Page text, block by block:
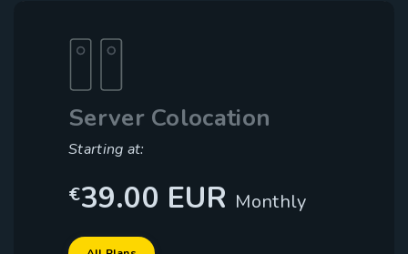
Dedicated
Hosting
Server Colocation
Starting at:
€39.00 EUR Monthly